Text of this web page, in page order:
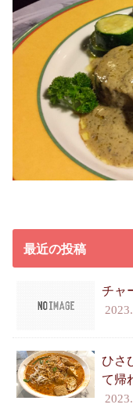
最近の投稿
チャ
ひさ
て帰